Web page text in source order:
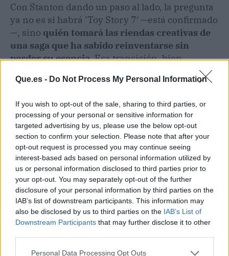
Que.es - Do Not Process My Personal Information
If you wish to opt-out of the sale, sharing to third parties, or
processing of your personal or sensitive information for
targeted advertising by us, please use the below opt-out
section to confirm your selection. Please note that after your
opt-out request is processed you may continue seeing
interest-based ads based on personal information utilized by
us or personal information disclosed to third parties prior to
your opt-out. You may separately opt-out of the further
disclosure of your personal information by third parties on the
IAB’s list of downstream participants. This information may
also be disclosed by us to third parties on the IAB’s List of
Downstream Participants that may further disclose it to other
Personal Data Processing Opt Outs
Con Stanton dando un paso al lado, la pregunta
ya no es si habrá 'Toy Story 7' —está confirmado
—, sino quién tomará las riendas creativas de
una saga que ha sabido reinventarse sin
perder su esencia. Esa transición, bien
durante otra década. Porque la nostalgia no se
Medidor de hype
Nivel de hype: 8.5/10.La confirmación de dos
secuelas más con un plan narrativo sólido es
música para los fans, pero el riesgo de fatiga de
franquicia es real. Si Pixar mantiene el nivel de
guion, la gallina de los huevos de oro seguirá
poniendo (y mientras, a cruzar los dedos).
🎬 Corte final: lo que debes saber